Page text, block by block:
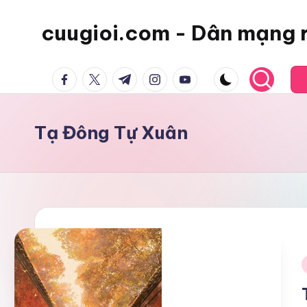
cuugioi.com - Dân mạng
facebook.com
twitter.com
t.me instagram.com
youtube.com
Tạ Đông Tự Xuân